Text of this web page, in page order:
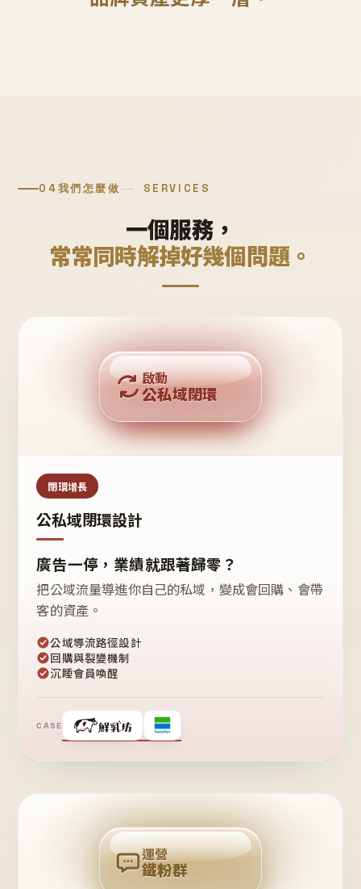
04我們怎麼做 SERVICES
一個服務，
常常同時解掉好幾個問題。
公域流量
私域鐵粉
回購複利
啟動
公私域閉環
閉環增長
公私域閉環設計
廣告一停，業績就跟著歸零？
把公域流量導進你自己的私域，變成會回購、會帶
客的資產。
公域導流路徑設計
回購與裂變機制
沉睡會員喚醒
CASE
❤
粉
回
購
運營
鐵粉群